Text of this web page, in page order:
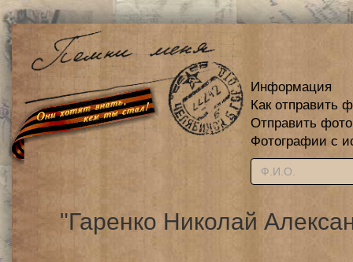
Информация
Как отправить
Отправить
Фотографии с
"Гаренко Николай